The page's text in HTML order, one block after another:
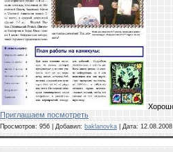
Приглашаем посмотреть
Просмотров: 956 | Добавил: baklanovka | Дата: 12.08.2008